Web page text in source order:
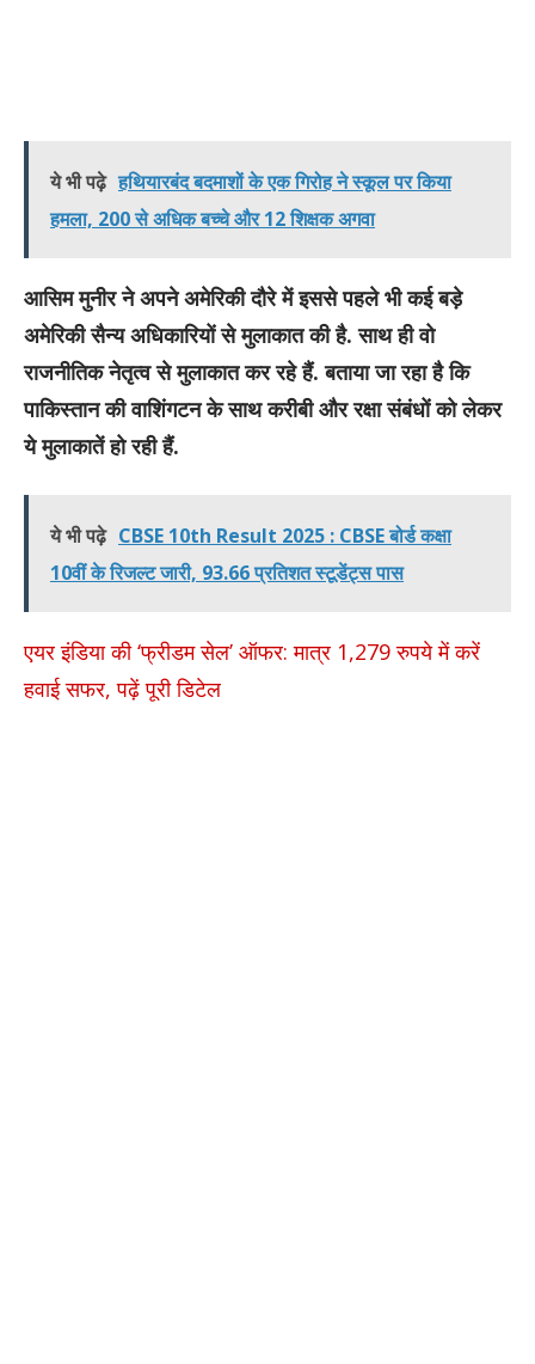
ये भी पढ़े हथियारबंद बदमाशों के एक गिरोह ने स्कूल पर किया
हमला, 200 से अधिक बच्चे और 12 शिक्षक अगवा
आसिम मुनीर ने अपने अमेरिकी दौरे में इससे पहले भी कई बड़े
अमेरिकी सैन्य अधिकारियों से मुलाकात की है. साथ ही वो
राजनीतिक नेतृत्व से मुलाकात कर रहे हैं. बताया जा रहा है कि
पाकिस्तान की वाशिंगटन के साथ करीबी और रक्षा संबंधों को लेकर
ये मुलाकातें हो रही हैं.
ये भी पढ़े CBSE 10th Result 2025 : CBSE बोर्ड कक्षा
10वीं के रिजल्ट जारी, 93.66 प्रतिशत स्टूडेंट्स पास
एयर इंडिया की ‘फ्रीडम सेल’ ऑफर: मात्र 1,279 रुपये में करें
हवाई सफर, पढ़ें पूरी डिटेल